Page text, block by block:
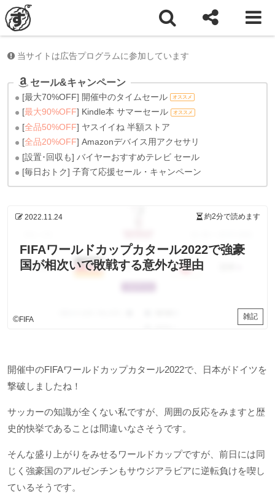
ホーム
当サイトは広告プログラムに参加しています
セール&キャンペーン
[最大70%OFF] 開催中のタイムセール オススメ
[最大90%OFF] Kindle本 サマーセール オススメ
[全品50%OFF] ヤスイイね 半額ストア
[全品20%OFF] Amazonデバイス用アクセサリ
[設置･回収も] バイヤーおすすめテレビ セール
[毎日おトク] 子育て応援セール・キャンペーン
FIFAワールドカップカタール2022で強豪
国が相次いで敗戦する意外な理由
雑記
©FIFA
2022.11.24 約2分で読めます
開催中のFIFAワールドカップカタール2022で、日本がドイツを
撃破しましたね！
サッカーの知識が全くない私ですが、周囲の反応をみますと歴
史的快挙であることは間違いなさそうです。
そんな盛り上がりをみせるワールドカップですが、前日には同
じく強豪国のアルゼンチンもサウジアラビアに逆転負けを喫し
ているそうです。